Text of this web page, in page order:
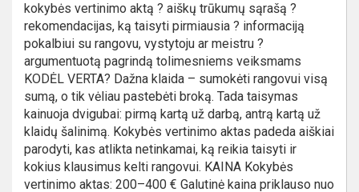
kokybės vertinimo aktą ? aiškų trūkumų sąrašą ?
rekomendacijas, ką taisyti pirmiausia ? informaciją
pokalbiui su rangovu, vystytoju ar meistru ?
argumentuotą pagrindą tolimesniems veiksmams
KODĖL VERTA? Dažna klaida – sumokėti rangovui visą
sumą, o tik vėliau pastebėti broką. Tada taisymas
kainuoja dvigubai: pirmą kartą už darbą, antrą kartą už
klaidų šalinimą. Kokybės vertinimo aktas padeda aiškiai
parodyti, kas atlikta netinkamai, ką reikia taisyti ir
kokius klausimus kelti rangovui. KAINA Kokybės
vertinimo aktas: 200–400 € Galutinė kaina priklauso nuo